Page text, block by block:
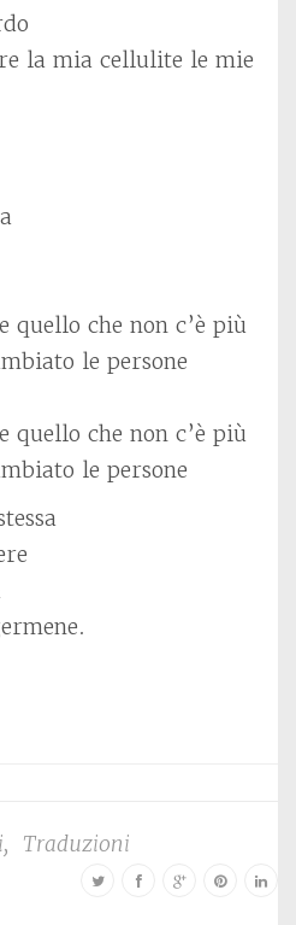
la mia cellulite le mie
quello che non c’è più
le persone
quello che non c’è più
le persone
, Traduzioni